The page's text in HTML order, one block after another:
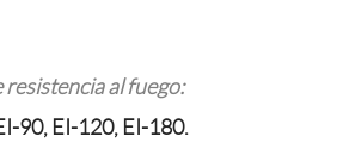
resistencia al fuego:
90, EI-120, EI-180.